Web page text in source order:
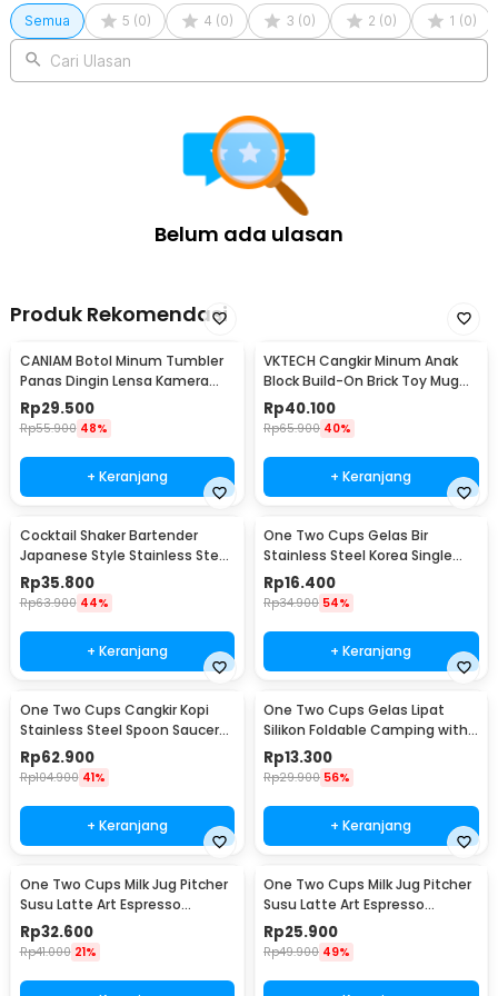
Semua 5 (0) 4 (0) 3 (0) 2 (0) 1 (0)
Cari Ulasan
Belum ada ulasan
Produk Rekomendasi
CANIAM Botol Minum Tumbler
Panas Dingin Lensa Kamera
24-105mm 400ml
Rp29.500
Rp55.900 48%
+ Keranjang
VKTECH Cangkir Minum Anak
Block Build-On Brick Toy Mug
350ml - 936SN
Rp40.100
Rp65.900 40%
+ Keranjang
Cocktail Shaker Bartender
Japanese Style Stainless Steel
200ml
Rp35.800
Rp63.900 44%
+ Keranjang
One Two Cups Gelas Bir
Stainless Steel Korea Single
Wall Glass 180ml - J070
Rp16.400
Rp34.900 54%
+ Keranjang
One Two Cups Cangkir Kopi
Stainless Steel Spoon Saucer
Cup 120ml - 201
Rp62.900
Rp104.900 41%
+ Keranjang
One Two Cups Gelas Lipat
Silikon Foldable Camping with
Strap 200ml - F120
Rp13.300
Rp29.900 56%
+ Keranjang
One Two Cups Milk Jug Pitcher
Susu Latte Art Espresso
Stainless Steel 350ml - J068
Rp32.600
Rp41.000 21%
One Two Cups Milk Jug Pitcher
Susu Latte Art Espresso
Stainless Steel 150ml - J068
Rp25.900
Rp49.900 49%